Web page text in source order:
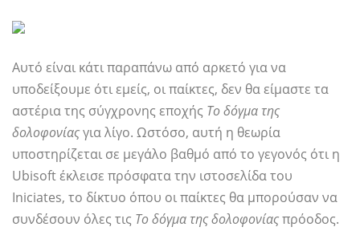
Αυτό είναι κάτι παραπάνω από αρκετό για να
υποδείξουμε ότι εμείς, οι παίκτες, δεν θα είμαστε τα
αστέρια της σύγχρονης εποχής Το δόγμα της
δολοφονίαςγια λίγο. Ωστόσο, αυτή η θεωρία
υποστηρίζεται σε μεγάλο βαθμό από το γεγονός ότι η
Ubisoft έκλεισε πρόσφατα την ιστοσελίδα του
Iniciates, το δίκτυο όπου οι παίκτες θα μπορούσαν να
συνδέσουν όλες τις Το δόγμα της δολοφονίαςπρόοδος.